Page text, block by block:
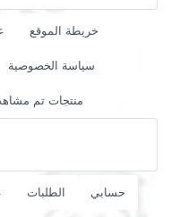
خريطة الموقع
سياسة الخصوصية
منتجات تم
حسابي الطلبات